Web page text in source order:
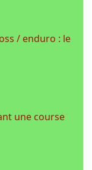
/ enduro : le
une course